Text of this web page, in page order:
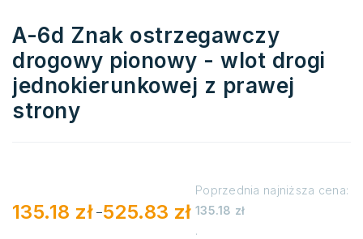
A-6d Znak ostrzegawczy
drogowy pionowy - wlot drogi
jednokierunkowej z prawej
strony
135.18 zł –525.83 zł
Zakres
Poprzednia najniższa cena:
135.18 zł
.